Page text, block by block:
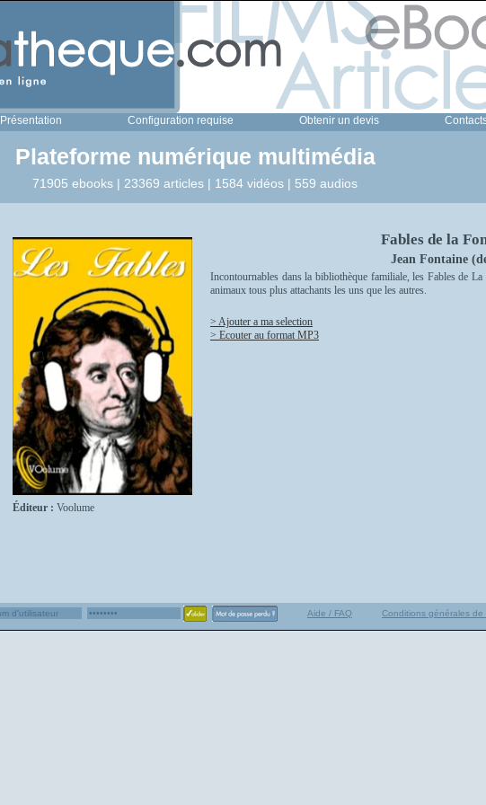
Présentation Configuration requise Obtenir un devis
Plateforme numérique multimédia
71905 ebooks | 23369 articles | 1584 vidéos | 559 audios
Éditeur : Voolume
Fables de la
Jean Fontaine
Incontournables dans la bibliothèque familiale, les Fables de
animaux tous plus attachants les uns que les autres.
> Ajouter a ma selection
> Ecouter au format MP3
Aide / FAQ Conditions générales de